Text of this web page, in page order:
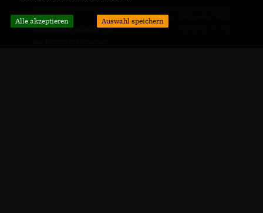
@2026 CDU
Stadtbezirksverband Porz
Realisation: Sharkness Media
Alle akzeptieren Auswahl speichern